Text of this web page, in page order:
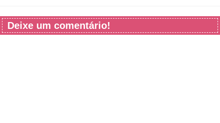
Deixe um comentário!